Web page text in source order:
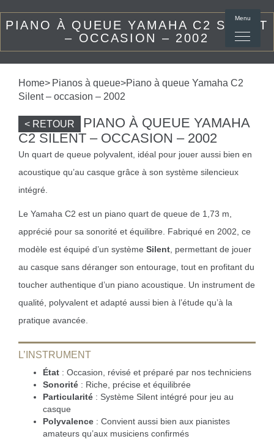
PIANO À QUEUE YAMAHA C2 SILENT
– OCCASION – 2002
Home> Pianos à queue>Piano à queue Yamaha C2
Silent – occasion – 2002
< RETOUR
PIANO À QUEUE YAMAHA
C2 SILENT – OCCASION – 2002
Un quart de queue polyvalent, idéal pour jouer aussi bien en
acoustique qu’au casque grâce à son système silencieux
intégré.
Le Yamaha C2 est un piano quart de queue de 1,73 m,
apprécié pour sa sonorité et équilibre. Fabriqué en 2002, ce
modèle est équipé d’un système Silent , permettant de jouer
au casque sans déranger son entourage, tout en profitant du
toucher authentique d’un piano acoustique. Un instrument de
qualité, polyvalent et adapté aussi bien à l’étude qu’à la
pratique avancée.
L’INSTRUMENT
État : Occasion, révisé et préparé par nos techniciens
Sonorité : Riche, précise et équilibrée
Particularité : Système Silent intégré pour jeu au
casque
Polyvalence : Convient aussi bien aux pianistes
amateurs qu’aux musiciens confirmés
Menu